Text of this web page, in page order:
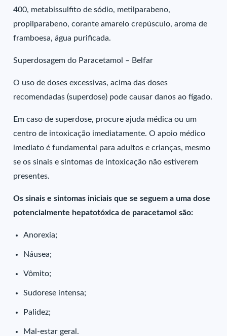
400, metabissulfito de sódio, metilparabeno,
propilparabeno, corante amarelo crepúsculo, aroma de
framboesa, água purificada.
Superdosagem do Paracetamol – Belfar
O uso de doses excessivas, acima das doses
recomendadas (superdose) pode causar danos ao fígado.
Em caso de superdose, procure ajuda médica ou um
centro de intoxicação imediatamente. O apoio médico
imediato é fundamental para adultos e crianças, mesmo
se os sinais e sintomas de intoxicação não estiverem
presentes.
Os sinais e sintomas iniciais que se seguem a uma dose
potencialmente hepatotóxica de paracetamol são:
Anorexia;
Náusea;
Vômito;
Sudorese intensa;
Palidez;
Mal-estar geral.